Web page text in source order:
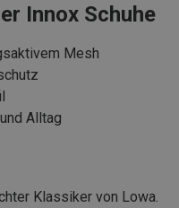
Innox Schuhe
Mesh
Alltag
Klassiker von Lowa.